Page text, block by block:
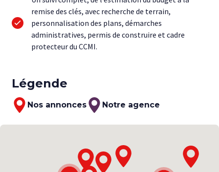
remise des clés, avec recherche de terrain,
personnalisation des plans, démarches
administratives, permis de construire et cadre
protecteur du CCMI.
Légende
Nos annonces Notre agence
Map annonces